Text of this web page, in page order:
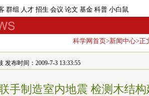
群组 人才 招生 会议 论文 基金 科普 小白鼠
科学网首页>新闻中心>正
发布时间：2009-7-3 13:33:55
手制造室内地震 检测木结